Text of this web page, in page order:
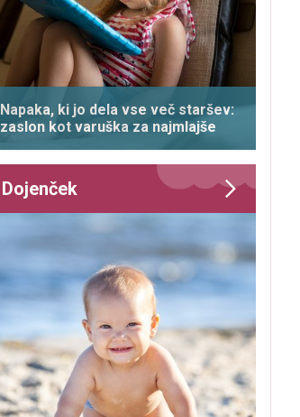
Napaka, ki jo dela vse več staršev:
zaslon kot varuška za najmlajše
Dojenček